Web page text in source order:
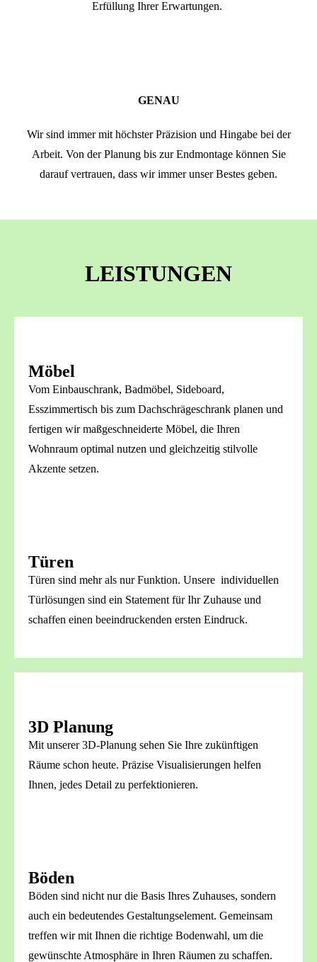
Erfüllung Ihrer Erwartungen.
GENAU
Wir sind immer mit höchster Präzision und Hingabe bei der
Arbeit. Von der Planung bis zur Endmontage können Sie
darauf vertrauen, dass wir immer unser Bestes geben.
LEISTUNGEN
Möbel
Vom Einbauschrank, Badmöbel, Sideboard,
Esszimmertisch bis zum Dachschrägeschrank planen und
fertigen wir maßgeschneiderte Möbel, die Ihren
Wohnraum optimal nutzen und gleichzeitig stilvolle
Akzente setzen.
Türen
Türen sind mehr als nur Funktion. Unsere individuellen
Türlösungen sind ein Statement für Ihr Zuhause und
schaffen einen beeindruckenden ersten Eindruck.
3D Planung
Mit unserer 3D-Planung sehen Sie Ihre zukünftigen
Räume schon heute. Präzise Visualisierungen helfen
Ihnen, jedes Detail zu perfektionieren.
Böden
Böden sind nicht nur die Basis Ihres Zuhauses, sondern
auch ein bedeutendes Gestaltungselement. Gemeinsam
treffen wir mit Ihnen die richtige Bodenwahl, um die
gewünschte Atmosphäre in Ihren Räumen zu schaffen.